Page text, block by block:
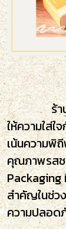
ร้านอาหา
ให้ความใส่ใ
เน้นความพิ
คุณภาพรสช
สำคัญในช่ว
ความปลอด